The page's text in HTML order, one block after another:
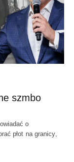
szmbo
o
płot na granicy,